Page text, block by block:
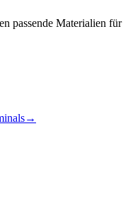
passende Materialien für
→